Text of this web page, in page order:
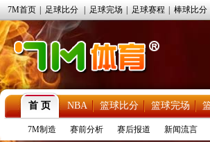
7M首页 足球比分 足球完场 足球赛程 棒球比分
首 页 NBA 篮球比分 篮球完场
7M制造 赛前分析 赛后报道 新闻流言